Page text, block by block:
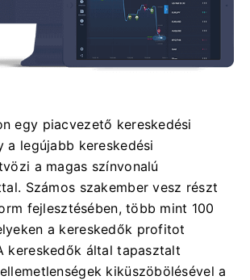
egy piacvezető kereskedési
a legújabb kereskedési
a magas színvonalú
Számos szakember vesz részt
fejlesztésében, több mint 100
a kereskedők profitot
kereskedők által tapasztalt
kiküszöbölésével a